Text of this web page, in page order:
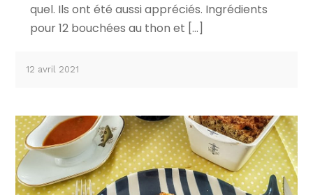
quel. Ils ont été aussi appréciés. Ingrédients
pour 12 bouchées au thon et […]
12 avril 2021